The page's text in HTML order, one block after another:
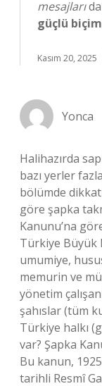
mesajları
güçlü
Kasım 20, 2025
Yonca
Halihazırda
bazı yerler
bölümde
göre şapka
Kanunu’na
Türkiye Büyük
umumiye,
memurin ve
yönetim
şahıslar (tüm
Türkiye halkı
var? Şapka
Bu kanun,
tarihli Resmî